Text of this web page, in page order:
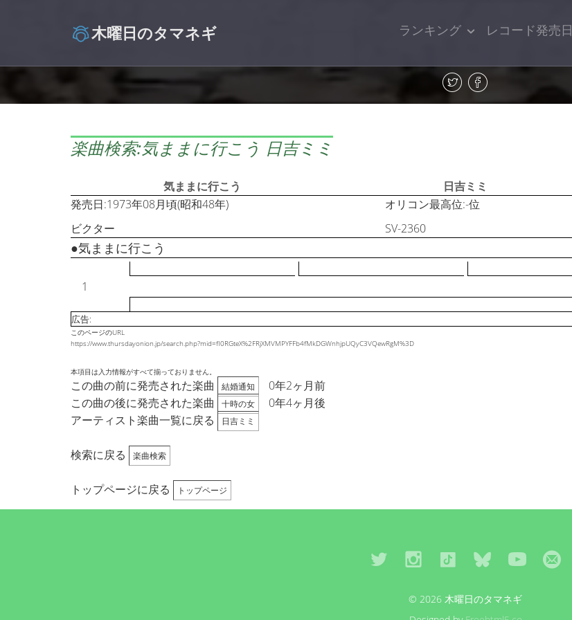
木曜日のタマネギ ランキング レコード発売日
楽曲検索:気ままに行こう 日吉ミミ
気ままに行こう
日吉ミミ
発売日:1973年08月頃(昭和48年)
オリコン最高位:-位
ビクター
SV-2360
1
●気ままに行こう
広告:
このページのURL
https://www.thursdayonion.jp/search.php?mid=fI0RGteX%2FRjXMVMPYFFb4fMkDGWnhjpUQyC3VQewRgM%3D
本項目は入力情報がすべて揃っておりません。
この曲の前に発売された楽曲 結婚通知
0年2ヶ月前
この曲の後に発売された楽曲
十時の女
0年4ヶ月後
アーティスト楽曲一覧に戻る
日吉ミミ
検索に戻る 楽曲検索
トップページに戻る トップページ
© 2026 木曜日のタマネギ